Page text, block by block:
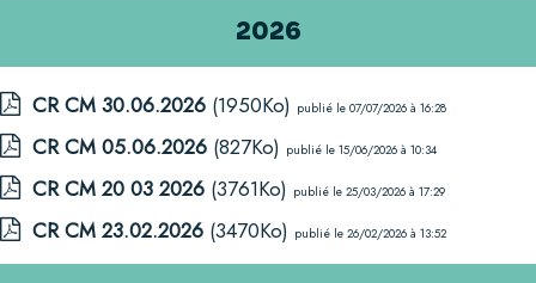
2026
CR CM 30.06.2026 (1950Ko) publié le 07/07/2026 à 16:28
CR CM 05.06.2026 (827Ko) publié le 15/06/2026 à 10:34
CR CM 20 03 2026 (3761Ko) publié le 25/03/2026 à 17:29
CR CM 23.02.2026 (3470Ko) publié le 26/02/2026 à 13:52